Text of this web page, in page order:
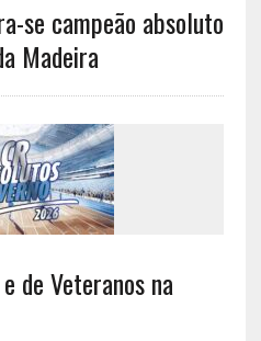
se campeão absoluto
Madeira
de Veteranos na